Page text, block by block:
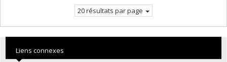
20 résultats par page
Liens connexes